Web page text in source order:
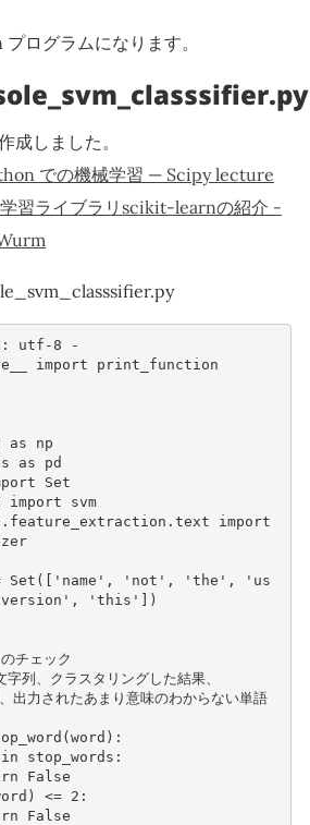
ログラムになります。
成しました。
での機械学習 — Scipy lecture
習ライブラリscikit-learnの紹介 -
utf-8 -
import print_function
as
np
as
pd
Set
import
svm
import
Set ([ 'name' , 'not' , 'the' ,
'us
, 'this' ])
ェック
列、クラスタリングした結果、
出力されたあまり意味のわからない単語
(word ):
in stop_words :
False
) <= 2 :
False